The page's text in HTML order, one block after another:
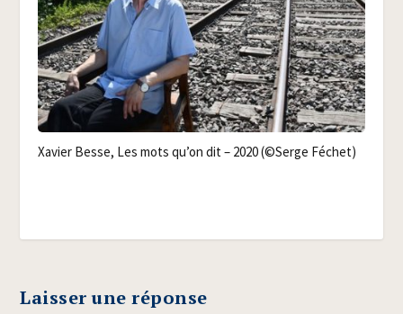
Xavier Besse, Les mots qu’on dit – 2020 (©Serge Féchet)
Laisser une réponse